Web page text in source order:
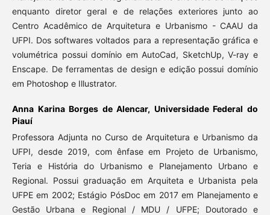
enquanto diretor geral e de relações exteriores junto ao
Centro Acadêmico de Arquitetura e Urbanismo - CAAU da
UFPI. Dos softwares voltados para a representação gráfica e
volumétrica possui domínio em AutoCad, SketchUp, V-ray e
Enscape. De ferramentas de design e edição possui domínio
em Photoshop e Illustrator.
Anna Karina Borges de Alencar, Universidade Federal do
Piauí
Professora Adjunta no Curso de Arquitetura e Urbanismo da
UFPI, desde 2019, com ênfase em Projeto de Urbanismo,
Teria e História do Urbanismo e Planejamento Urbano e
Regional. Possui graduação em Arquiteta e Urbanista pela
UFPE em 2002; Estágio PósDoc em 2017 em Planejamento e
Gestão Urbana e Regional / MDU / UFPE; Doutorado e